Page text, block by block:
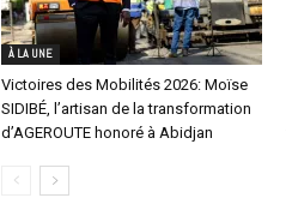
À LA UNE
Victoires des Mobilités 2026: Moïse
SIDIBÉ, l’artisan de la transformation
d’AGEROUTE honoré à Abidjan